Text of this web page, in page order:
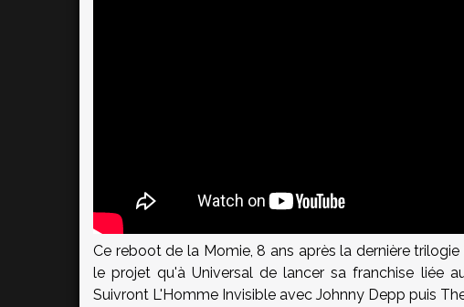
Ce reboot de la Momie, 8 ans après la dernière
le projet qu'à Universal de lancer sa franchise liée
Suivront L'Homme Invisible avec Johnny Depp puis